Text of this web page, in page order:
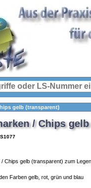
gelb (transparent)
/ Chips
/ Chips gelb (transparent) zum
Farben gelb, rot, grün und blau